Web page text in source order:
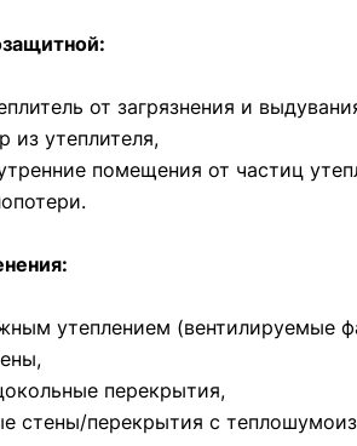
от загрязнения и
из утеплителя,
помещения от частиц
утеплением (вентилируемые
перекрытия,
стены/перекрытия с